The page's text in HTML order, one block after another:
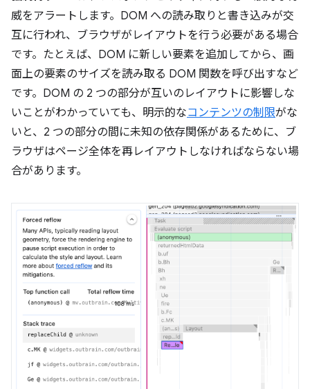
威をアラートします。DOM への読み取りと書き込みが交
互に行われ、ブラウザがレイアウトを行う必要がある場合
です。たとえば、DOM に新しい要素を追加してから、画
面上の要素のサイズを読み取る DOM 関数を呼び出すなど
です。DOM の 2 つの部分が互いのレイアウトに影響しな
いことがわかっていても、明示的なコンテンツの制限がな
いと、2 つの部分の間に未知の依存関係があるために、ブ
ラウザはページ全体を再レイアウトしなければならない場
合があります。